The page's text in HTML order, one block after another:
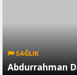
SAĞLIK
Abdurrahman